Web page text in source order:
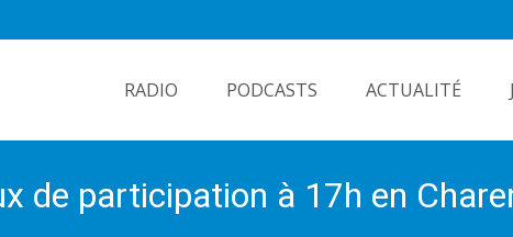
RADIO PODCASTS ACTUALITÉ
de participation à 17h en